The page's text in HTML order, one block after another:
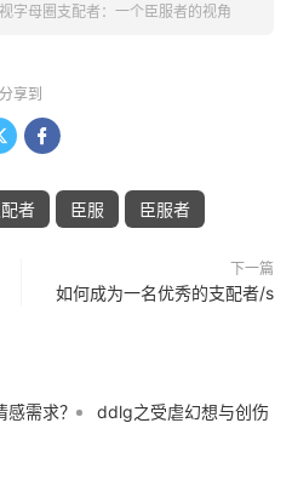
字母圈支配者：一个臣服者的视角
分享到

者 臣服 臣服者
下一篇
如何成为一名优秀的支配者/s
需求？
ddlg之受虐幻想与创伤